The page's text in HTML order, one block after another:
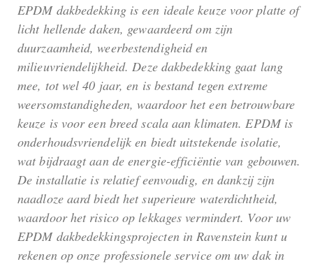
EPDM dakbedekking is een ideale keuze voor platte of
licht hellende daken, gewaardeerd om zijn
duurzaamheid, weerbestendigheid en
milieuvriendelijkheid. Deze dakbedekking gaat lang
mee, tot wel 40 jaar, en is bestand tegen extreme
weersomstandigheden, waardoor het een betrouwbare
keuze is voor een breed scala aan klimaten. EPDM is
onderhoudsvriendelijk en biedt uitstekende isolatie,
wat bijdraagt aan de energie-efficiëntie van gebouwen.
De installatie is relatief eenvoudig, en dankzij zijn
naadloze aard biedt het superieure waterdichtheid,
waardoor het risico op lekkages vermindert. Voor uw
EPDM dakbedekkingsprojecten in Ravenstein kunt u
rekenen op onze professionele service om uw dak in